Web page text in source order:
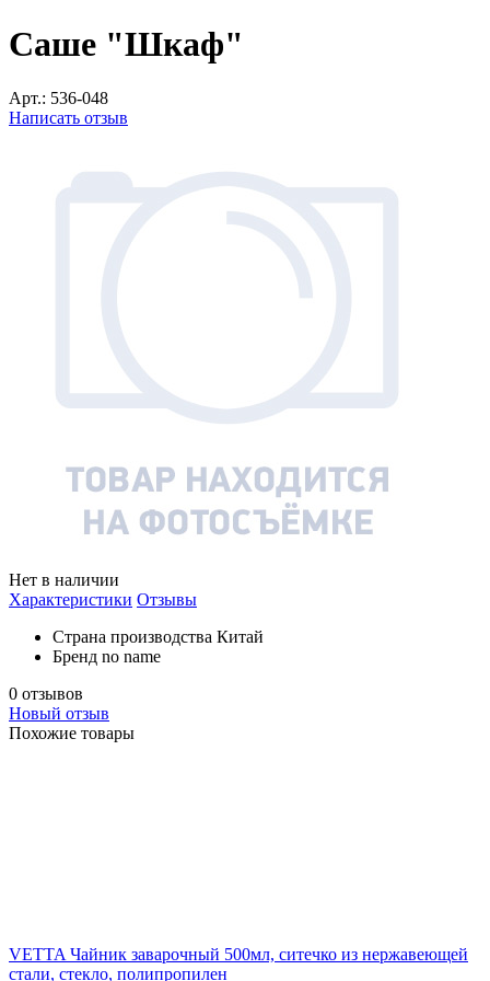
Саше "Шкаф"
Арт.: 536-048
Написать отзыв
Нет в наличии
Характеристики Отзывы
Страна производства Китай
Бренд no name
0 отзывов
Новый отзыв
Похожие товары
VETTA Чайник заварочный 500мл, ситечко из нержавеющей
стали, стекло, полипропилен